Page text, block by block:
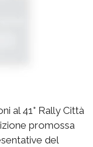
al 41° Rally Città
promossa
del